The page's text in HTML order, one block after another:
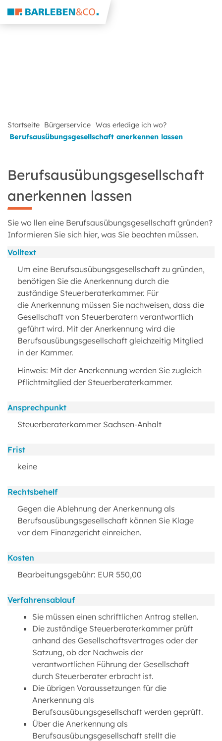
Startseite Bürgerservice Was erledige ich wo?
Berufsausübungsgesellschaft anerkennen lassen
Berufsausübungsgesellschaft
anerkennen lassen
Sie wo llen eine Berufsausübungsgesellschaft gründen?
Informieren Sie sich hier, was Sie beachten müssen.
Volltext
Um eine Berufsausübungsgesellschaft zu gründen,
benötigen Sie die Anerkennung durch die
zuständige Steuerberaterkammer. Für
die Anerkennung müssen Sie nachweisen, dass die
Gesellschaft von Steuerberatern verantwortlich
geführt wird. Mit der Anerkennung wird die
Berufsausübungsgesellschaft gleichzeitig Mitglied
in der Kammer.
Hinweis: Mit der Anerkennung werden Sie zugleich
Pflichtmitglied der Steuerberaterkammer.
Ansprechpunkt
Steuerberaterkammer Sachsen-Anhalt
Frist
keine
Rechtsbehelf
Gegen die Ablehnung der Anerkennung als
Berufsausübungsgesellschaft können Sie Klage
vor dem Finanzgericht einreichen.
Kosten
Bearbeitungsgebühr: EUR 550,00
Verfahrensablauf
Sie müssen einen schriftlichen Antrag stellen.
Die zuständige Steuerberaterkammer prüft
anhand des Gesellschaftsvertrages oder der
Satzung, ob der Nachweis der
verantwortlichen Führung der Gesellschaft
durch Steuerberater erbracht ist.
Die übrigen Voraussetzungen für die
Anerkennung als
Berufsausübungsgesellschaft werden geprüft.
Über die Anerkennung als
Berufsausübungsgesellschaft stellt die